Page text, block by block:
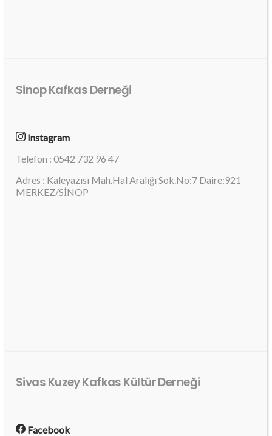
Sinop Kafkas Derneği
Instagram
Telefon : 0542 732 96 47
Adres : Kaleyazısı Mah.Hal Aralığı Sok.No:7 Daire:921
MERKEZ/SİNOP
Sivas Kuzey Kafkas Kültür Derneği
Facebook